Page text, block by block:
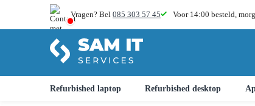
Vragen? Bel 085 303 57 45 Voor 14:00 besteld,
Refurbished laptop Refurbished desktop